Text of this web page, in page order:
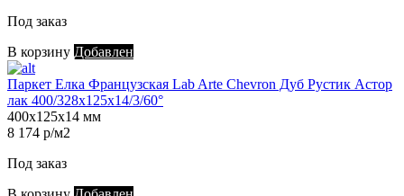
Под заказ
В корзину Добавлен
Паркет Елка Французская Lab Arte Chevron Дуб Рустик Астор
лак 400/328х125х14/3/60°
400х125х14 мм
8 174 р/м2
Под заказ